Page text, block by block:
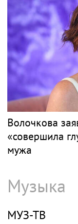
Волочкова
«совершила
мужа
Музыка
МУЗ-ТВ